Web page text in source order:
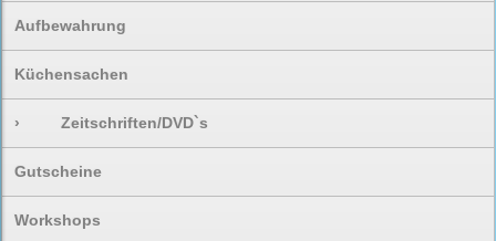
Aufbewahrung
Küchensachen
› Zeitschriften/DVD`s
Gutscheine
Workshops